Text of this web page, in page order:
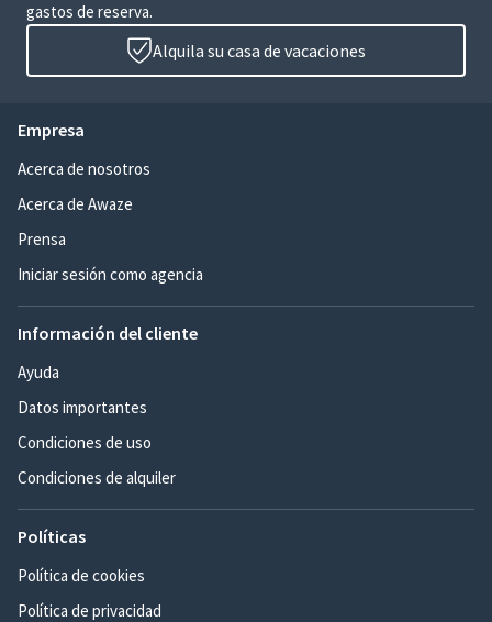
gastos de reserva.
Alquila su casa de vacaciones
Empresa
Acerca de nosotros
Acerca de Awaze
Prensa
Iniciar sesión como agencia
Información del cliente
Ayuda
Datos importantes
Condiciones de uso
Condiciones de alquiler
Políticas
Política de cookies
Política de privacidad